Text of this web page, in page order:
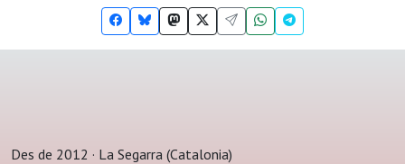
Des de 2012 · La Segarra (Catalonia)